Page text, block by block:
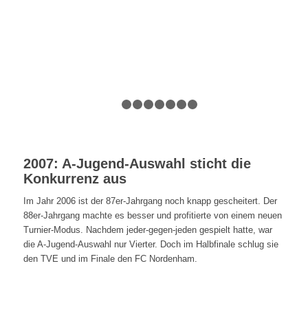
1 2
2007: A-Jugend-Auswahl sticht die
Konkurrenz aus
Im Jahr 2006 ist der 87er-Jahrgang noch knapp gescheitert. Der
88er-Jahrgang machte es besser und profitierte von einem neuen
Turnier-Modus. Nachdem jeder-gegen-jeden gespielt hatte, war
die A-Jugend-Auswahl nur Vierter. Doch im Halbfinale schlug sie
den TVE und im Finale den FC Nordenham.